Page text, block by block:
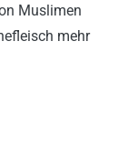
Muslimen
mehr